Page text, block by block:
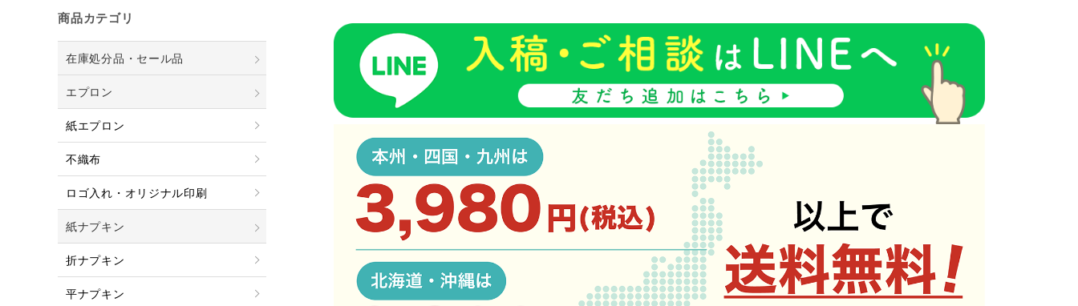
商品カテゴリ
在庫処分品・セール品
エプロン
紙エプロン
不織布
ロゴ入れ・オリジナル印刷
紙ナプキン
折ナプキン
平ナプキン